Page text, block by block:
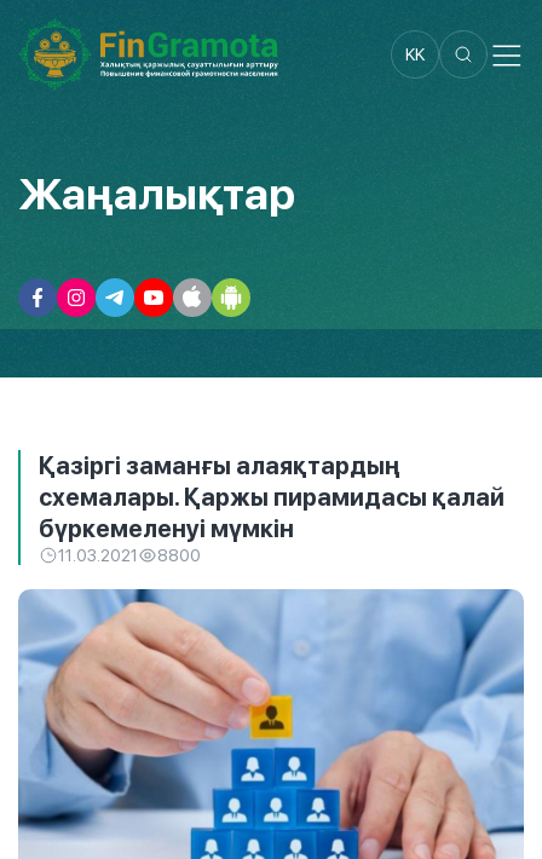
KK
Жаңалықтар
Қазіргі заманғы алаяқтардың
схемалары. Қаржы пирамидасы қалай
бүркемеленуі мүмкін
11.03.2021 8800